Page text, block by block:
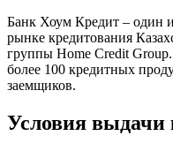
Банк Хоум Кредит – один
рынке кредитования
группы Home Credit
более 100 кредитных
заемщиков.
Условия выдачи